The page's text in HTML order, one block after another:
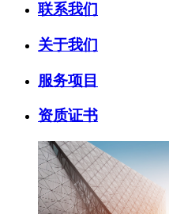
联系我们
关于我们
服务项目
资质证书